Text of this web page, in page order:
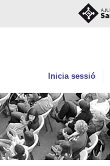
Inicia sessió